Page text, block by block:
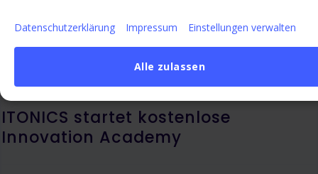
Datenschutzerklärung Impressum Einstellungen verwalten
Alle zulassen
ITONICS startet kostenlose
Innovation Academy